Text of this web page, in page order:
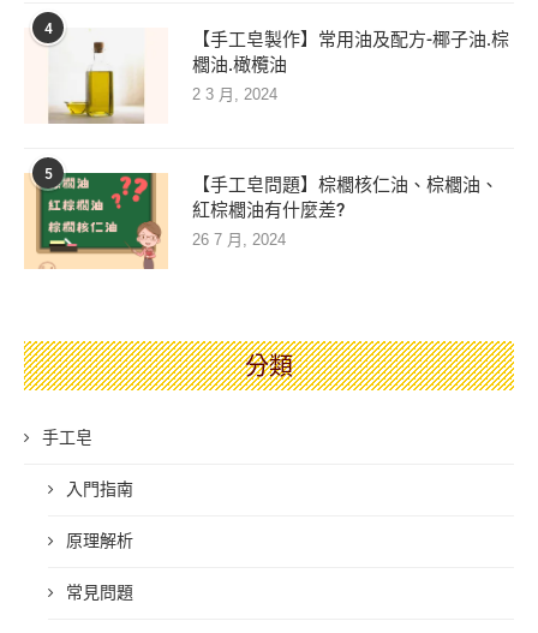
4
【手工皂製作】常用油及配方-椰子油.棕
櫚油.橄欖油
2 3 月, 2024
5
【手工皂問題】棕櫚核仁油、棕櫚油、
紅棕櫚油有什麼差?
26 7 月, 2024
分類
手工皂
入門指南
原理解析
常見問題